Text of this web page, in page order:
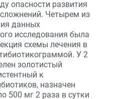
опасности развития
Четырем из
данных
исследования была
схемы лечения в
У 2
золотистый
к
назначен
500 мг 2 раза в сутки